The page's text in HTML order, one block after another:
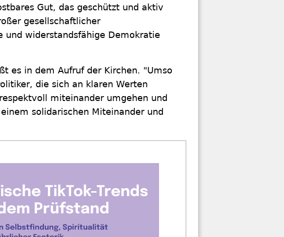
Gut, das geschützt und aktiv
gesellschaftlicher
und widerstandsfähige Demokratie
es in dem Aufruf der Kirchen. "Umso
die sich an klaren Werten
miteinander umgehen und
solidarischen Miteinander und